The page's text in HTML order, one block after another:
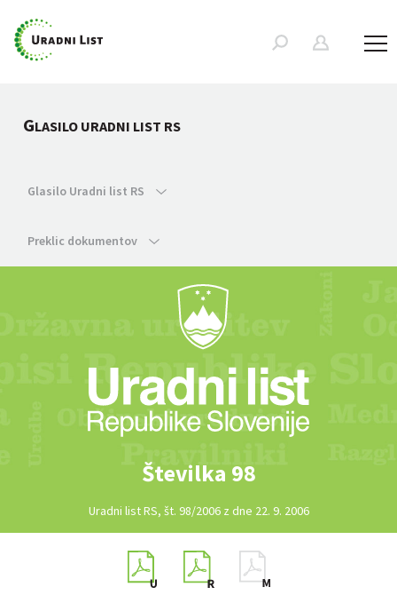
GLASILO URADNI LIST RS
Glasilo Uradni list RS
Preklic dokumentov
Številka 98
Uradni list RS, št. 98/2006 z dne 22. 9. 2006